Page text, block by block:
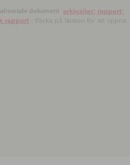
dokument arkivalier; rapport;
rapport ; Klicka på länken för att öppna